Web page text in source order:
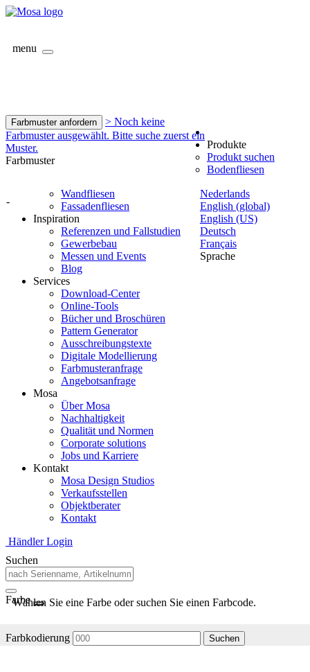
menu
Farbmuster anfordern
> Noch keine
Farbmuster ausgewählt. Bitte suche zuerst ein
Muster.
Farbmuster
-
Nederlands
English (global)
English (US)
Deutsch
Français
Sprache
Produkte
Produkt suchen
Bodenfliesen
Wandfliesen
Fassadenfliesen
Inspiration
Referenzen und Fallstudien
Gewerbebau
Messen und Events
Blog
Services
Download-Center
Online-Tools
Bücher und Broschüren
Pattern Generator
Ausschreibungstexte
Digitale Modellierung
Farbmusteranfrage
Angebotsanfrage
Mosa
Über Mosa
Nachhaltigkeit
Qualität und Normen
Corporate solutions
Jobs und Karriere
Kontakt
Mosa Design Studios
Verkaufsstellen
Objektberater
Kontakt
Händler Login
Suchen
Farbe
Wählen Sie eine Farbe oder suchen Sie einen Farbcode.
Farbkodierung Suchen